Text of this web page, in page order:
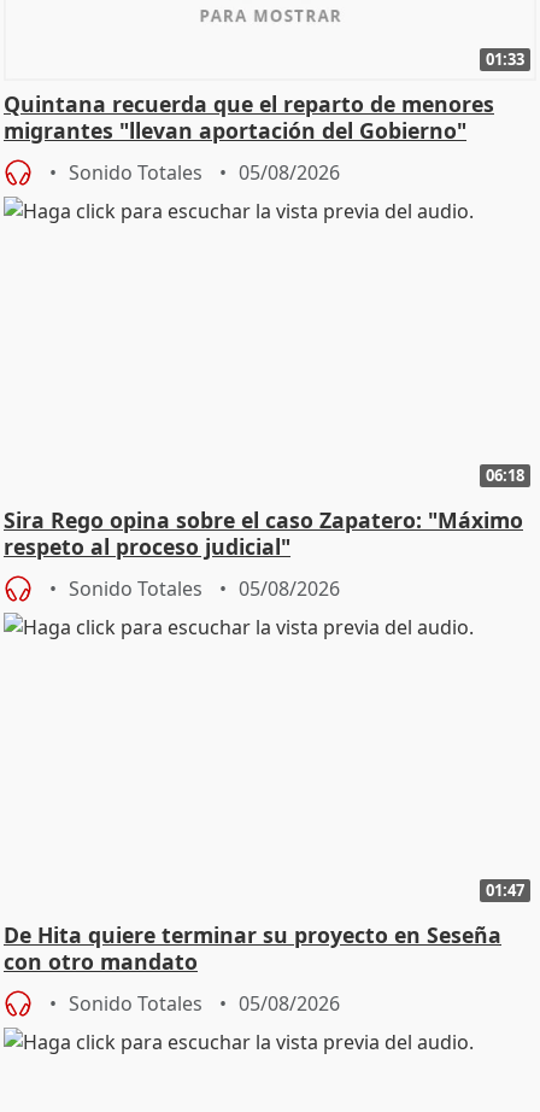
01:33
Quintana recuerda que el reparto de menores
migrantes "llevan aportación del Gobierno"
central
Sonido Totales 05/08/2026
06:18
Sira Rego opina sobre el caso Zapatero: "Máximo
respeto al proceso judicial"
Sonido Totales 05/08/2026
01:47
De Hita quiere terminar su proyecto en Seseña
con otro mandato
Sonido Totales 05/08/2026